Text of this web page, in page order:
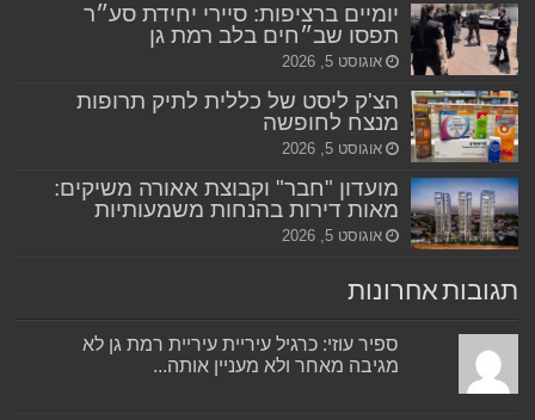
יומיים ברציפות: סיירי יחידת סע״ר
תפסו שב״חים בלב רמת גן
אוגוסט 5, 2026
הצ'ק ליסט של כללית לתיק תרופות
מנצח לחופשה
אוגוסט 5, 2026
מועדון "חבר" וקבוצת אאורה משיקים:
מאות דירות בהנחות משמעותיות
אוגוסט 5, 2026
תגובות אחרונות
ספיר עוזי: כרגיל עיריית עיריית רמת גן לא
מגיבה מאחר ולא מעניין אותה...